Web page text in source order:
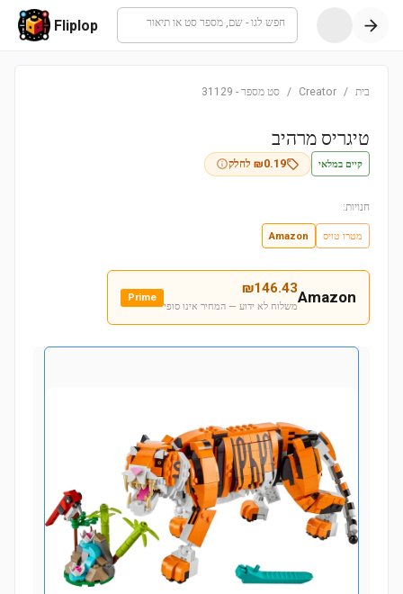
חפש לגו - שם, מספר סט או תיאור Fliplop
בית /
Creator
/ סט מספר -
31129
טיגריס מרהיב
קיים במלאי ₪0.19 לחלק
חנויות:
מטרו טויס Amazon
Amazon
₪146.43
משלוח לא ידוע — המחיר אינו סופי
Prime